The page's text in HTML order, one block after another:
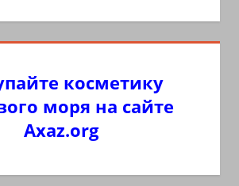
косметику
моря на сайте
Axaz.org